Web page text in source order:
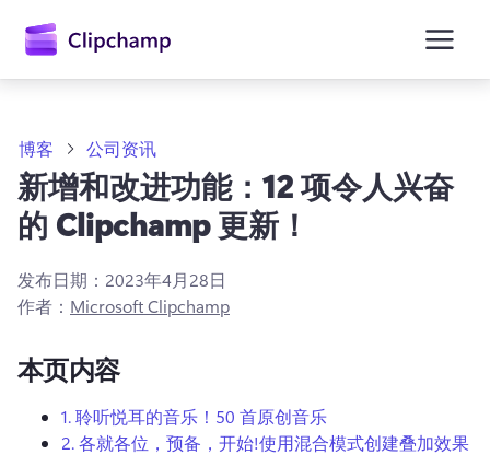
容
博客 公司资讯
新增和改进功能：12 项令人兴奋
的 Clipchamp 更新！
发布日期： 2023年4月28日
作者： Microsoft Clipchamp
本页内容
1. 聆听悦耳的音乐！50 首原创音乐
2. 各就各位，预备，开始!使用混合模式创建叠加效果